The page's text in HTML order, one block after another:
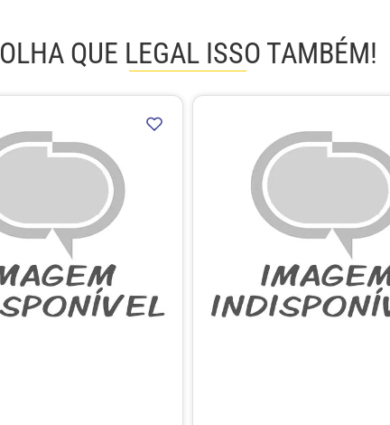
OLHA QUE LEGAL ISSO TAMBÉM!